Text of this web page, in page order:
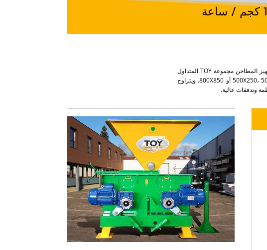
مع تدفقات مكعبات من 900 إلى 10200 كغ / ساعة لقوى من 6 إلى 37 كيلوواط. وقد تم تجهيز المطاحن مجموعة TOY المتداول
الكهربائية مع اسطوانات TRANSCOBLOC من (X L في مم) 500X250، 500X450، 500X650، 800X450 أو 800X850. ويتراوح